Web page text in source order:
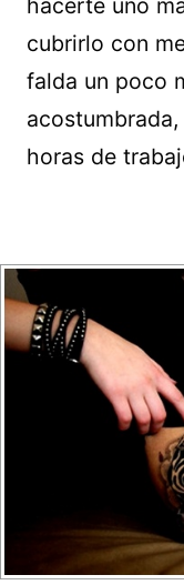
hacerte uno
cubrirlo con
falda un poco
horas de